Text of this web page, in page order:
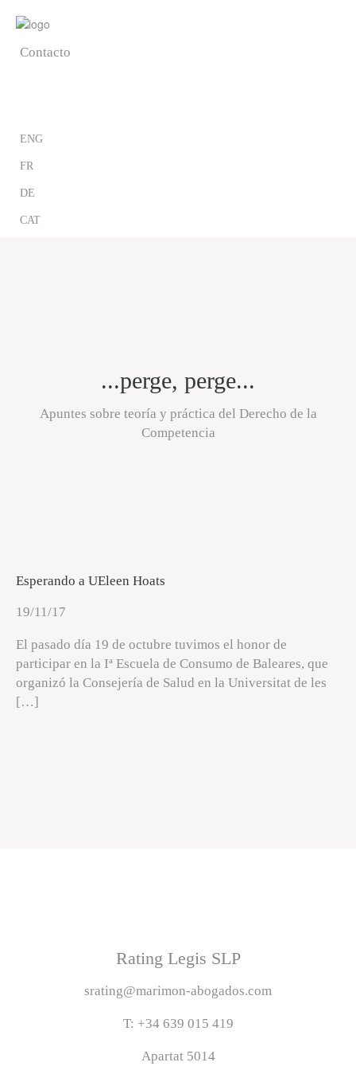
Blog
Contacto
ENG
FR
DE
CAT
...perge, perge...
Apuntes sobre teoría y práctica del Derecho de la
Competencia
Esperando a UEleen Hoats
19/11/17
El pasado día 19 de octubre tuvimos el honor de
participar en la Iª Escuela de Consumo de Baleares, que
organizó la Consejería de Salud en la Universitat de les
[…]
Rating Legis SLP
srating@marimon-abogados.com
T: +34 639 015 419
Apartat 5014